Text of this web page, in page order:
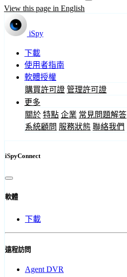
View this page in English
iSpy
下載
使用者指南
軟體授權
購買許可證 管理許可證
更多
關於 特點 企業 常見問題解答
系統顧問 服務狀態 聯絡我們
iSpyConnect
軟體
下載
遠程訪問
Agent DVR